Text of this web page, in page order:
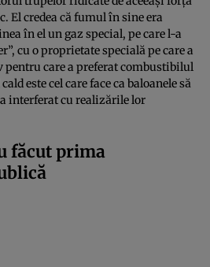
El credea că fumul în sine era
în el un gaz special, pe care l-a
cu o proprietate specială pe care a
care a preferat combustibilul
este cel care face ca baloanele să
interferat cu realizările lor
făcut prima